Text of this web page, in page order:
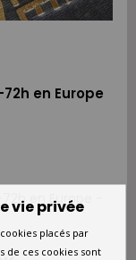
en Europe
en Europe -
vie privée
placés par
de ces cookies sont